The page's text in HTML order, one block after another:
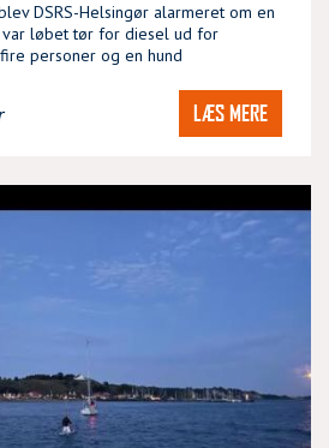
DSRS-Helsingør alarmeret om en
løbet tør for diesel ud for
personer og en hund
LÆS MERE